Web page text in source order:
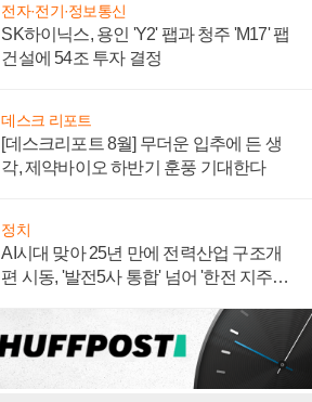
전자·전기·정보통신
SK하이닉스, 용인 'Y2' 팹과 청주 'M17' 팹
건설에 54조 투자 결정
데스크 리포트
[데스크리포트 8월] 무더운 입추에 든 생
각, 제약바이오 하반기 훈풍 기대한다
정치
AI시대 맞아 25년 만에 전력산업 구조개
편 시동, '발전5사 통합' 넘어 '한전 지주사'